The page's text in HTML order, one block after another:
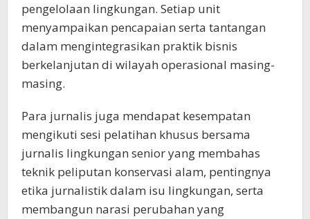
pengelolaan lingkungan. Setiap unit
menyampaikan pencapaian serta tantangan
dalam mengintegrasikan praktik bisnis
berkelanjutan di wilayah operasional masing-
masing.
Para jurnalis juga mendapat kesempatan
mengikuti sesi pelatihan khusus bersama
jurnalis lingkungan senior yang membahas
teknik peliputan konservasi alam, pentingnya
etika jurnalistik dalam isu lingkungan, serta
membangun narasi perubahan yang